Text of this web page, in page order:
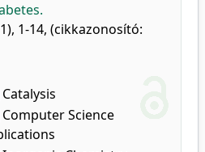
1-14, (cikkazonosító:
Catalysis
Computer Science